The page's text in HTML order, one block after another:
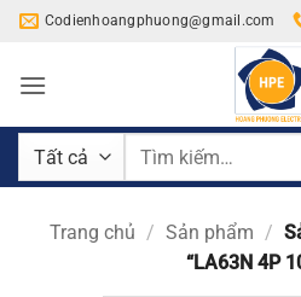
Bỏ
nội
Codienhoangphuong@gmail.com
Tìm
Trang chủ / Sản phẩm /
“LA63N 4P